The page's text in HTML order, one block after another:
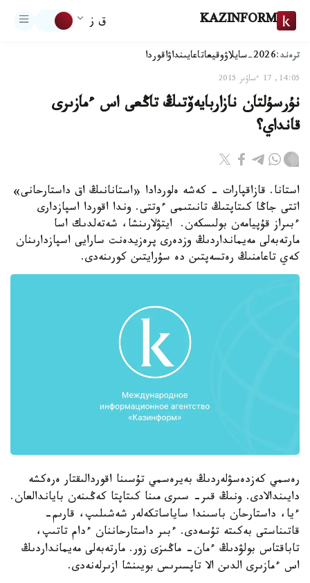
KAZINFORM ق ز
ترەند:2026-سايلاۋ وقيعاتاعايىنداۋاقوردا
14:05, 17 ءساۋىر 2015
نۇرسۇلتان نازاربايەۆتىڭ تاڭعى اس ءمازىرى
قانداي؟
استانا. قازاقپارات - كەشە ەلوردادا «استانانىڭ اق داستارحانى»
اتتى جاڭا كىتاپتىڭ تانىتىمى ءوتتى. وندا اقوردا اسپازدارى
ءبىراز قۇپيامەن بولىسكەن. ايتۋلارىنشا، شەتەلدىك اسا
مارتەبەلى مەيمانداردىڭ وزدەرى پرەزيدەنت سارايى اسپازدارىنان
كەي تاعامنىڭ رەتسەپتىن دە سۇرايتىن كورىنەدى.
رەسمي كەزدەسۋلەردىڭ بەيرەسمي تۇسىنا اقوردالىقتار ەرەكشە
دايىندالادى. ونىڭ قىر- سىرى مىنا كىتاپتا كەڭىنەن باياندالعان.
ءيا، داستارحان باسىندا ساياساتكەلەر شەشىلىپ، قارىم-
قاتىناستى بەكىتە تۇسەدى. ءبىر داستارحاننان ءدام تاتىپ،
تاباقتاس بولۋدىڭ ءمان- ماڭىزى زور. مارتەبەلى مەيمانداردىڭ
اس ءمازىرى الدىن الا تاپسىرىس بويىنشا ازىرلەنەدى.